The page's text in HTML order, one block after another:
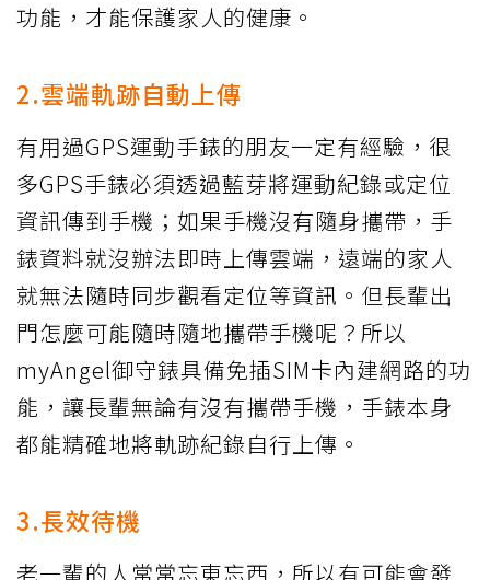
功能，才能保護家人的健康。
2.雲端軌跡自動上傳
有用過GPS運動手錶的朋友一定有經驗，很
多GPS手錶必須透過藍芽將運動紀錄或定位
資訊傳到手機；如果手機沒有隨身攜帶，手
錶資料就沒辦法即時上傳雲端，遠端的家人
就無法隨時同步觀看定位等資訊。但長輩出
門怎麼可能隨時隨地攜帶手機呢？所以
myAngel御守錶具備免插SIM卡內建網路的功
能，讓長輩無論有沒有攜帶手機，手錶本身
都能精確地將軌跡紀錄自行上傳。
3.長效待機
老一輩的人常常忘東忘西，所以有可能會發